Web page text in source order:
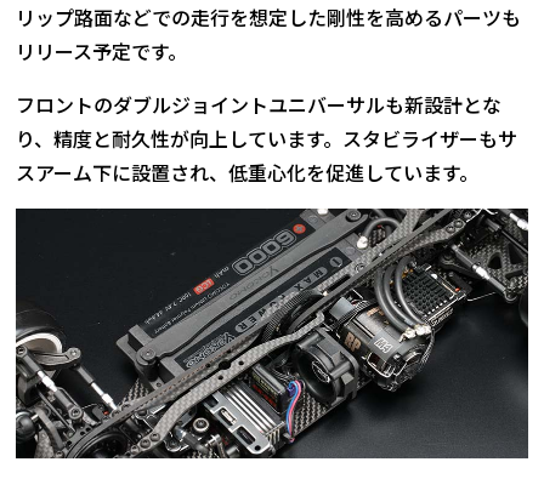
リップ路面などでの走行を想定した剛性を高めるパーツも
リリース予定です。
フロントのダブルジョイントユニバーサルも新設計とな
り、精度と耐久性が向上しています。スタビライザーもサ
スアーム下に設置され、低重心化を促進しています。